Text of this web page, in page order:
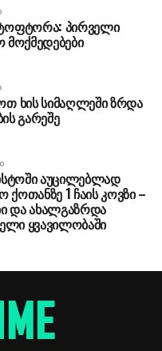
პირველი
მოქმედებები
ხის სიმაღლეში ზრდა
გარეშე
აუცილებლად
1 ჩაის კოვზი –
და ახალგაზრდა
ყვავილობაში